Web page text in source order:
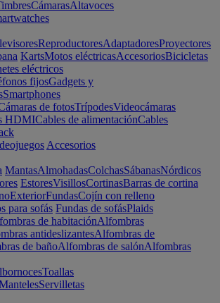
CámarasAltavoces
ReproductoresAdaptadoresProyectores
KartsMotos eléctricasAccesoriosBicicletas
eléctricos
fijosGadgets y
Smartphones
de fotosTrípodesVideocámaras
HDMICables de alimentaciónCables
Accesorios
MantasAlmohadasColchasSábanasNórdicos
EstoresVisillosCortinasBarras de cortina
ExteriorFundasCojín con relleno
para sofás Fundas de sofásPlaids
de habitaciónAlfombras
antideslizantesAlfombras de
de bañoAlfombras de salónAlfombras
Toallas
Servilletas